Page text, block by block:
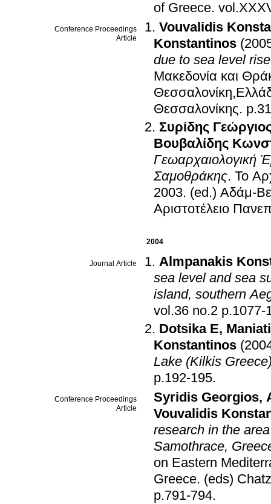
of Greece.
Conference Proceedings
Article
Vouvalidis
Konstantinos
due to sea level
Μακεδονία και
Θεσσαλονίκης.
Συρίδης
Βουβαλίδης
Γεωαρχαιολογική
Σαμοθράκης. Το
2003. (ed.) Αδάμ-
Αριστοτέλειο
2004
Journal Article
Almpanakis
sea level and sea
island, southern
vol.36 no.2
Dotsika E,
Konstantinos
Lake (Kilkis
p.192-195.
Conference Proceedings
Article
Syridis Georgios,
Vouvalidis
research in the
Samothrace,
on Eastern
Greece. (eds)
p.791-794.